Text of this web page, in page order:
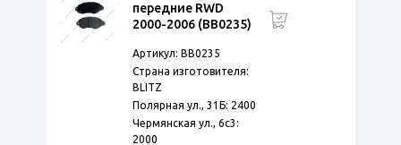
передние RWD
2000-2006 (BB0235)
Артикул: BB0235
Страна изготовителя:
BLITZ
Полярная ул., 31Б: 2400
Чермянская ул., 6с3:
2000